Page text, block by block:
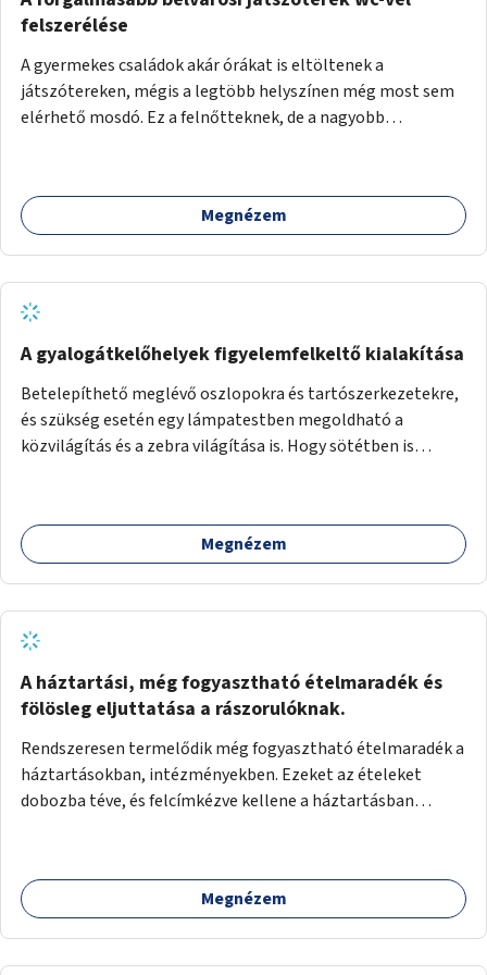
felszerélése
A gyermekes családok akár órákat is eltöltenek a
játszótereken, mégis a legtöbb helyszínen még most sem
elérhető mosdó. Ez a felnőtteknek, de a nagyobb
Megnézem
A gyalogátkelőhelyek figyelemfelkeltő kialakítása
Betelepíthető meglévő oszlopokra és tartószerkezetekre,
és szükség esetén egy lámpatestben megoldható a
közvilágítás és a zebra világítása is. Hogy sötétben is
Megnézem
A háztartási, még fogyasztható ételmaradék és
fölösleg eljuttatása a rászorulóknak.
Rendszeresen termelődik még fogyasztható ételmaradék a
háztartásokban, intézményekben. Ezeket az ételeket
dobozba téve, és felcímkézve kellene a háztartásban
kihelyezés pontos ideje. (A szekrények belső elrendezését,
rekeszeit, beosztását nem tudom, hogy itt kell-e leírni.)
Megnézem